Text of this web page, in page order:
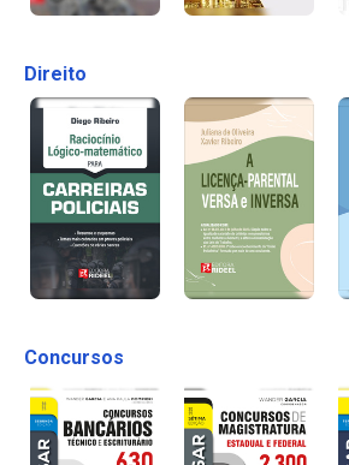
Direito
Concursos